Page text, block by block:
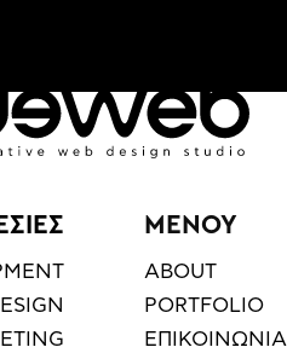
ΜΕΝΟΥ
ABOUT
PORTFOLIO
ΕΠΙΚΟΙΝΩΝΙΑ